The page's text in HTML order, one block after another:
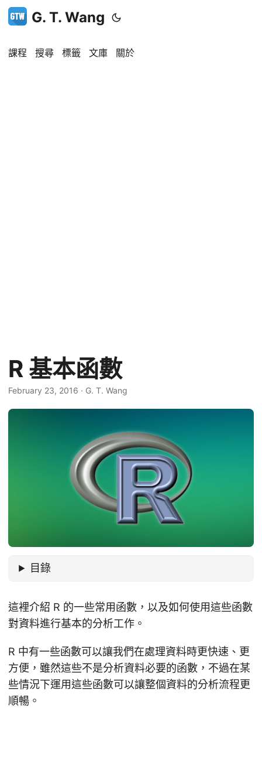
G. T. Wang
課程 搜尋 標籤 文庫 關於
R 基本函數
February 23, 2016 · G. T. Wang
目錄
這裡介紹 R 的一些常用函數，以及如何使用這些函數
對資料進行基本的分析工作。
R 中有一些函數可以讓我們在處理資料時更快速、更
方便，雖然這些不是分析資料必要的函數，不過在某
些情況下運用這些函數可以讓整個資料的分析流程更
順暢。